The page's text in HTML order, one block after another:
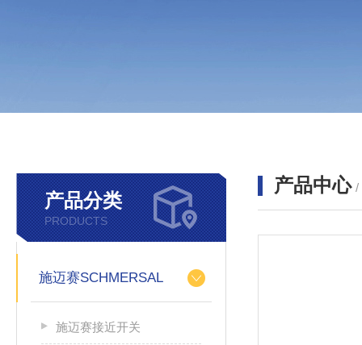
产品分类
PRODUCTS
施迈赛SCHMERSAL
施迈赛接近开关
产品中心 /